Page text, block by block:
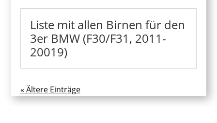
Liste mit allen Birnen für den
3er BMW (F30/F31, 2011-
20019)
« Ältere Einträge